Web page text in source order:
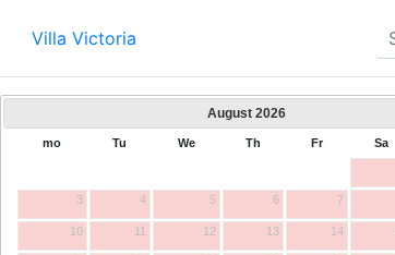
Villa Victoria
August 2026
mo Tu We Th Fr Sa
3 4 5 6 7
10 11 12 13 14